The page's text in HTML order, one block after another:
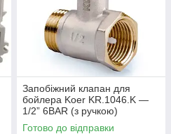
Запобіжний клапан для
бойлера Koer KR.1046.K —
1/2” 6BAR (з ручкою)
(KR4764)
Готово до відправки